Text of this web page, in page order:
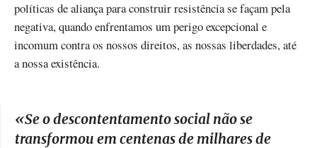
políticas de aliança para construir resistência se façam pela
negativa, quando enfrentamos um perigo excepcional e
incomum contra os nossos direitos, as nossas liberdades, até
a nossa existência.
«Se o descontentamento social não se
transformou em centenas de milhares de